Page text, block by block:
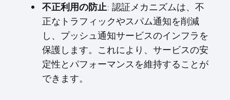
不正利用の防止: 認証メカニズムは、不
正なトラフィックやスパム通知を削減
し、プッシュ通知サービスのインフラを
保護します。これにより、サービスの安
定性とパフォーマンスを維持することが
できます。